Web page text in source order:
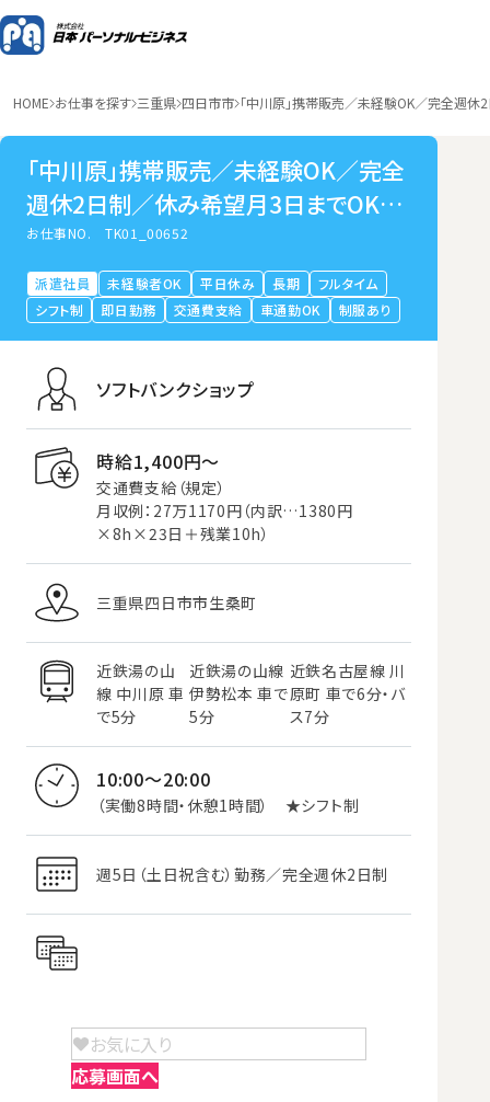
HOME お仕事を探す 三重県 四日市市 「中川原」携帯販売／未経験OK／完全週
「中川原」携帯販売／未経験OK／完全
週休2日制／休み希望月3日までOK／
研修手厚い
お仕事NO.TK01_00652
派遣社員 未経験者OK 平日休み 長期
フルタイム
シフト制
即日勤務 交通費支給 車通勤OK 制服あり
ソフトバンクショップ
時給1,400円〜
交通費支給（規定）
月収例：27万1170円（内訳…1380円
×8h×23日＋残業10h）
三重県四日市市生桑町
近鉄湯の山
線 中川原 車
で5分
近鉄湯の山線
伊勢松本 車で
5分
近鉄名古屋線 川
原町 車で6分・バ
ス7分
10:00～20:00
（実働8時間・休憩1時間） ★シフト制
週5日（土日祝含む）勤務／完全週休2日制
お気に入り
応募画面へ